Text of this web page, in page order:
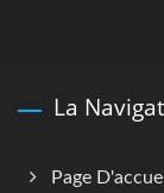
La
Page